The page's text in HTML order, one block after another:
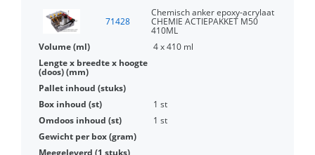
71428
Chemisch anker epoxy-acrylaat
CHEMIE ACTIEPAKKET M50
410ML
4 x 410 ml
1 st
1 st